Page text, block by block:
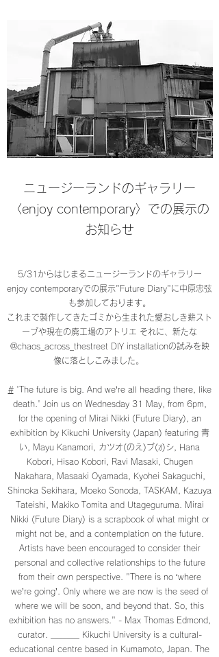
ニュージーランドのギャラリー
〈enjoy contemporary〉での展示の
お知らせ
5/31からはじまるニュージーランドのギャラリー
enjoy contemporaryでの展示"Future Diary"に中原忠弦
も参加しております。
これまで製作してきたゴミから生まれた愛おしき薪スト
ーブや現在の廃工場のアトリエ それに、新たな
@chaos_across_thestreet DIY installationの試みを映
像に落としこみました。
#'The future is big. And we’re all heading there, like
death.' Join us on Wednesday 31 May, from 6pm,
for the opening of Mirai Nikki (Future Diary), an
exhibition by Kikuchi University (Japan) featuring 青
い, Mayu Kanamori, カツオ(のえ)ブ(ｫ)シ, Hana
Kobori, Hisao Kobori, Ravi Masaki, Chugen
Nakahara, Masaaki Oyamada, Kyohei Sakaguchi,
Shinoka Sekihara, Moeko Sonoda, TASKAM, Kazuya
Tateishi, Makiko Tomita and Utageguruma. Mirai
Nikki (Future Diary) is a scrapbook of what might or
might not be, and a contemplation on the future.
Artists have been encouraged to consider their
personal and collective relationships to the future
from their own perspective. "There is no ‘where
we’re going’. Only where we are now is the seed of
where we will be soon, and beyond that. So, this
exhibition has no answers." - Max Thomas Edmond,
curator. _______ Kikuchi University is a cultural-
educational centre based in Kumamoto, Japan. The